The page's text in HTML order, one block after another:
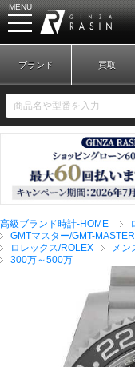
MENU
新規会員登録
ブランド 買取
高級ブランド時計-HOME
GMTマスター/GMT-MASTER
ロレックス/ROLEX
メン
300万～500万